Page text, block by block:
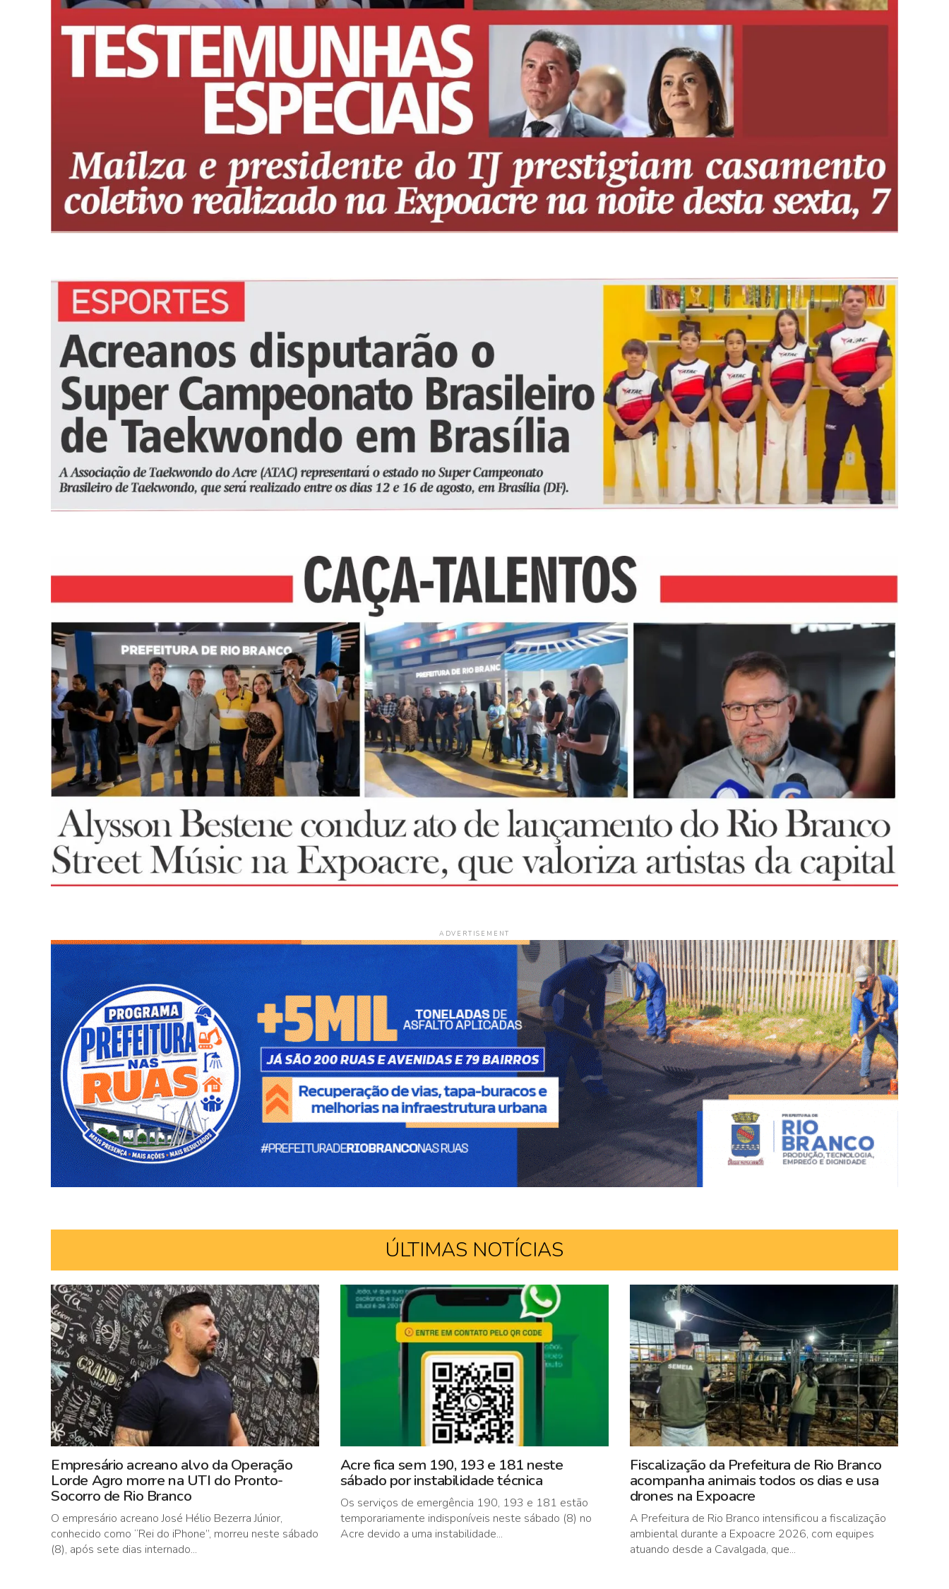
ADVERTISEMENT
ÚLTIMAS NOTÍCIAS
Empresário acreano alvo da Operação
Lorde Agro morre na UTI do Pronto-
Socorro de Rio Branco
O empresário acreano José Hélio Bezerra Júnior,
conhecido como “Rei do iPhone”, morreu neste sábado
(8), após sete dias internado...
Acre fica sem 190, 193 e 181 neste
sábado por instabilidade técnica
Os serviços de emergência 190, 193 e 181 estão
temporariamente indisponíveis neste sábado (8) no
Acre devido a uma instabilidade...
Fiscalização da Prefeitura de Rio Branco
acompanha animais todos os dias e usa
drones na Expoacre
A Prefeitura de Rio Branco intensificou a fiscalização
ambiental durante a Expoacre 2026, com equipes
atuando desde a Cavalgada, que...